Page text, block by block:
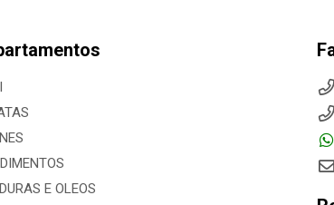
E OLEOS